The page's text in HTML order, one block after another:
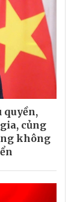
quyền,
củng
không